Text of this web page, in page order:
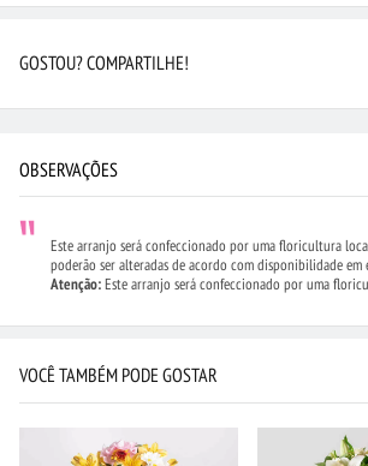
GOSTOU? COMPARTILHE!
OBSERVAÇÕES
Este arranjo será confeccionado por uma floricultura
poderão ser alteradas de acordo com disponibilidade em
Atenção:Este arranjo será confeccionado por uma
VOCÊ TAMBÉM PODE GOSTAR